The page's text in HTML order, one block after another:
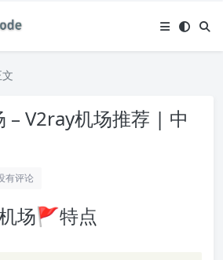
– V2ray机场推荐 | 中
有评论
场🚩特点